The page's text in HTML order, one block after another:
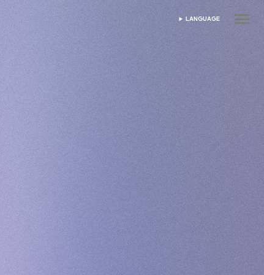
SELECT LANGUAGE
LANGUAGE